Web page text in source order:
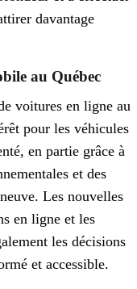
davantage
au Québec
voitures en ligne au
pour les véhicules
en partie grâce à
et des
Les nouvelles
en ligne et les
les décisions
et accessible.